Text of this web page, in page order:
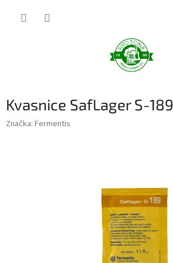
Kvasnice SafLager S-189
Značka: Fermentis